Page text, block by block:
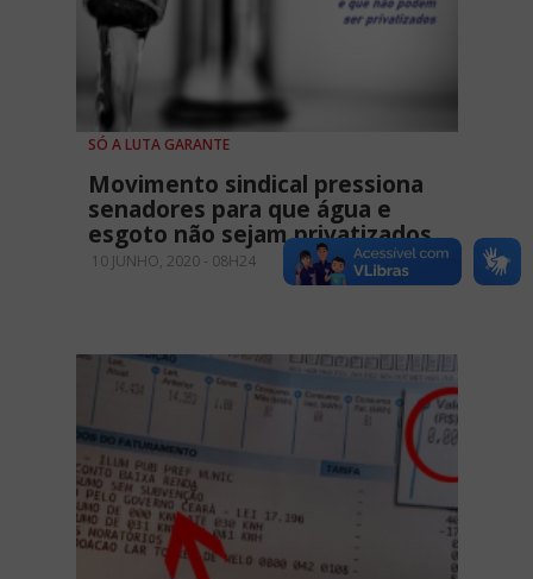
SÓ A LUTA GARANTE
Movimento sindical pressiona
senadores para que água e
esgoto não sejam privatizados
10 JUNHO, 2020 - 08H24